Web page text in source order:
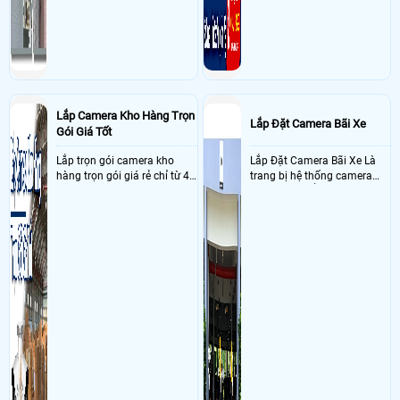
Lắp Camera Kho Hàng Trọn
Gói Giá Tốt
Lắp trọn gói camera kho
hàng trọn gói giá rẻ chỉ từ 4
Lắp Đặt Camera Bãi Xe
Lắp Đặt Camera Bãi Xe Là
trang bị hệ thống camera